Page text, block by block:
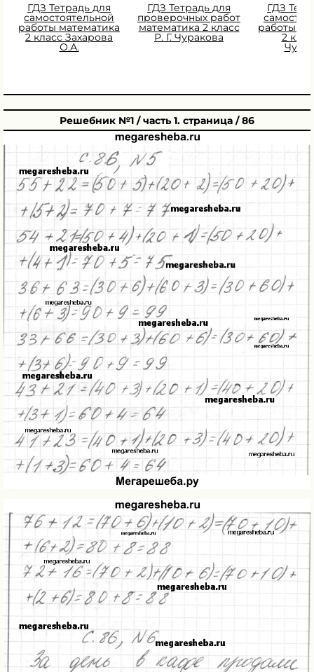
ГДЗ Тетрадь для
самостоятельной
работы математика
2 класс Захарова
О.А.
ГДЗ Тетрадь для
проверочных работ
математика 2 класс
Р. Г. Чуракова
ГДЗ
работы
2
Решебник №1 / часть 1. страница / 86